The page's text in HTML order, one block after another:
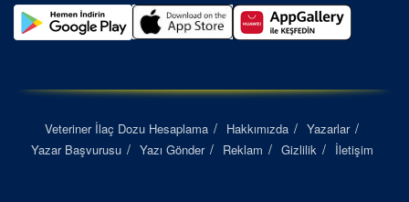
Veteriner İlaç Dozu Hesaplama Hakkımızda
Yazarlar
Yazar Başvurusu
Yazı Gönder Reklam Gizlilik İletişim